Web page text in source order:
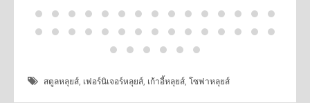
สตูลหลุยส์, เฟอร์นิเจอร์หลุยส์, เก้าอี้หลุยส์, โซฟาหลุยส์